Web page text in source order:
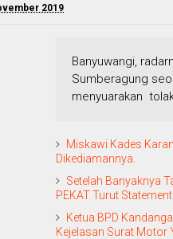
2019
Banyuwangi,
Sumberagung
menyuarakan
Miskawi Kades
Dikediamannya.
Setelah Banyaknya
PEKAT Turut
Ketua BPD
Kejelasan Surat Motor